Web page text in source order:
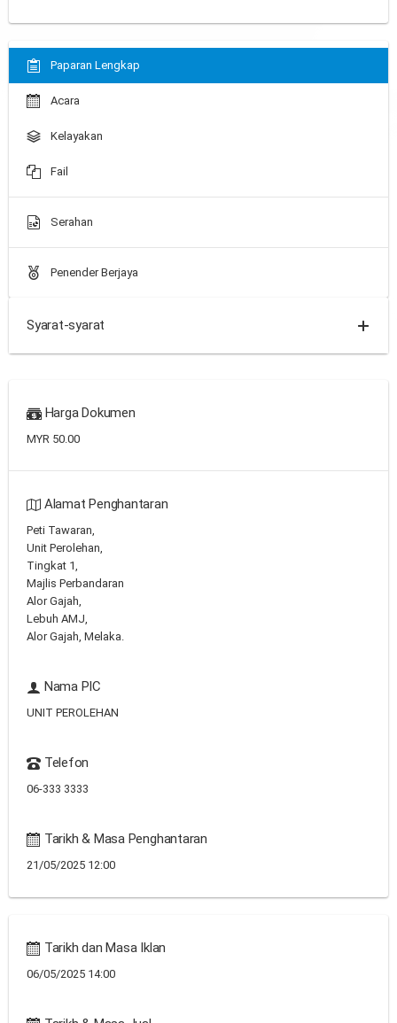
Paparan Lengkap
Acara
Kelayakan
Fail
Serahan
Penender Berjaya
Syarat-syarat
Harga Dokumen
MYR 50.00
Alamat Penghantaran
Peti Tawaran,
Unit Perolehan,
Tingkat 1,
Majlis Perbandaran
Alor Gajah,
Lebuh AMJ,
Alor Gajah, Melaka.
Nama PIC
UNIT PEROLEHAN
Telefon
06-333 3333
Tarikh & Masa Penghantaran
21/05/2025 12:00
Tarikh dan Masa Iklan
06/05/2025 14:00